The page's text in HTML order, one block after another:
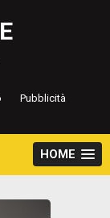
Pubblicità
HOME